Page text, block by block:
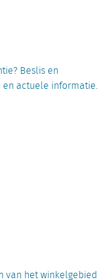
Beslis en
en actuele informatie.
van het winkelgebied